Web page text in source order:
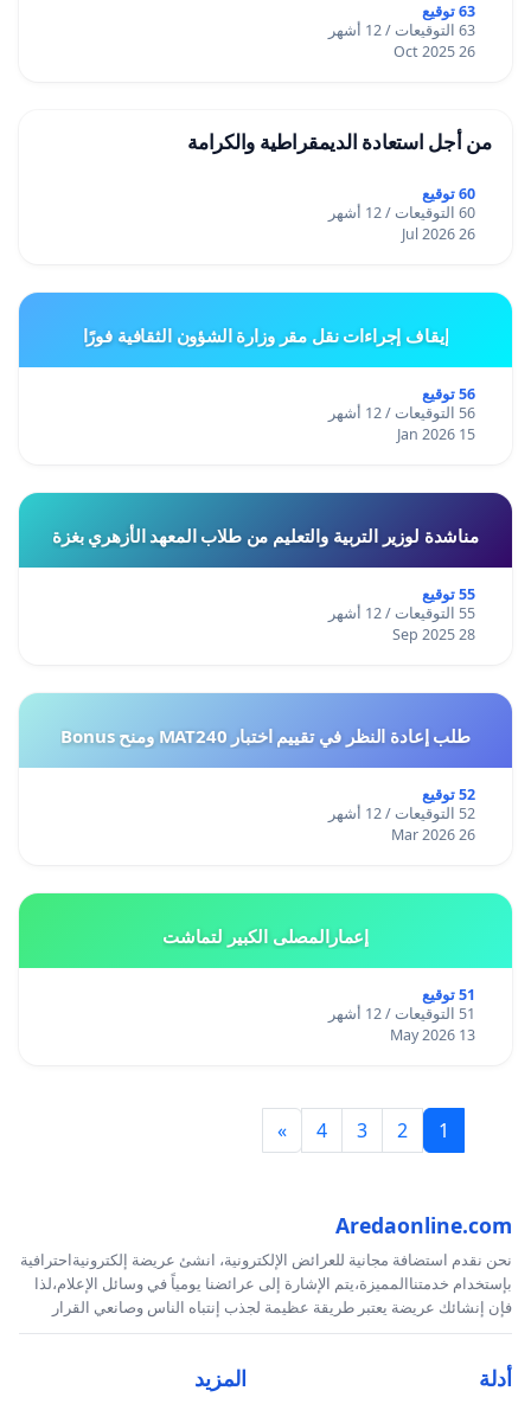
63 توقيع
63 التوقيعات / 12 أشهر
26 Oct 2025
من أجل استعادة الديمقراطية والكرامة
60 توقيع
60 التوقيعات / 12 أشهر
26 Jul 2026
إيقاف إجراءات نقل مقر وزارة الشؤون الثقافية فورًا
56 توقيع
56 التوقيعات / 12 أشهر
15 Jan 2026
مناشدة لوزير التربية والتعليم من طلاب المعهد الأزهري بغزة
55 توقيع
55 التوقيعات / 12 أشهر
28 Sep 2025
طلب إعادة النظر في تقييم اختبار MAT240 ومنح Bonus
52 توقيع
52 التوقيعات / 12 أشهر
26 Mar 2026
إعمارالمصلى الكبير لتماشت
51 توقيع
51 التوقيعات / 12 أشهر
13 May 2026
1
2
3
4
»
Aredaonline.com
نحن نقدم استضافة مجانية للعرائض الإلكترونية، انشئ عريضة إلكترونيةاحترافية
بإستخدام خدمتناالمميزة،يتم الإشارة إلى عرائضنا يومياً في وسائل الإعلام،لذا
فإن إنشائك عريضة يعتبر طريقة عظيمة لجذب إنتباه الناس وصانعي القرار
أدلة المزيد